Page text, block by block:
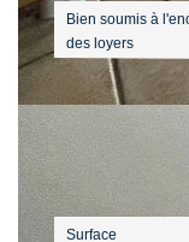
Bien soumis à
des loyers
Surfaces
Surface